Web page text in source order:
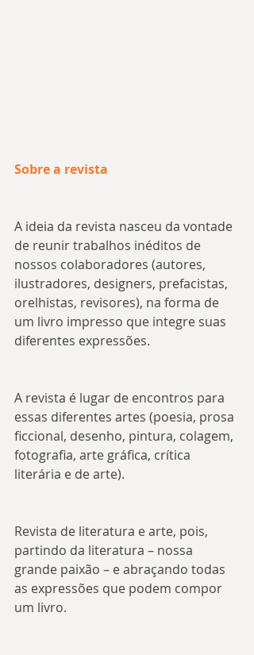
Sobre a revista
A ideia da revista nasceu da vontade
de reunir trabalhos inéditos de
nossos colaboradores (autores,
ilustradores, designers, prefacistas,
orelhistas, revisores), na forma de
um livro impresso que integre suas
diferentes expressões.
A revista é lugar de encontros para
essas diferentes artes (poesia, prosa
ficcional, desenho, pintura, colagem,
fotografia, arte gráfica, crítica
literária e de arte).
Revista de literatura e arte, pois,
partindo da literatura – nossa
grande paixão – e abraçando todas
as expressões que podem compor
um livro.